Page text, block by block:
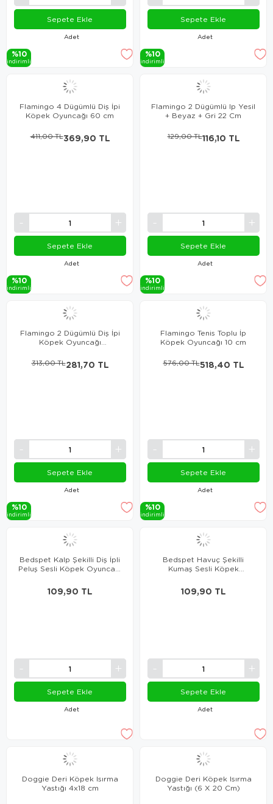
Adet
Sepete Ekle
%10
i̇ndi̇ri̇mli̇
Adet
Sepete Ekle
%10
i̇ndi̇ri̇mli̇
Flamingo 4 Dügümlü Diş İpi
Köpek Oyuncağı 60 cm
Adet
369,90 TL
411,00 TL
Sepete Ekle
%10
i̇ndi̇ri̇mli̇
Flamingo 2 Dügümlü Ip Yesil
+ Beyaz + Gri 22 Cm
Adet
116,10 TL
129,00 TL
Sepete Ekle
%10
i̇ndi̇ri̇mli̇
Flamingo 2 Dügümlü Diş İpi
Köpek Oyuncağı
Adet
281,70 TL
313,00 TL
Sepete Ekle
%10
i̇ndi̇ri̇mli̇
Flamingo Tenis Toplu İp
Köpek Oyuncağı 10 cm
Adet
518,40 TL
576,00 TL
Sepete Ekle
%10
i̇ndi̇ri̇mli̇
Bedspet Kalp Şekilli Diş İpli
Peluş Sesli Köpek Oyuncağı
Adet
109,90 TL
Sepete Ekle
Bedspet Havuç Şekilli
Kumaş Sesli Köpek
Adet
109,90 TL
Sepete Ekle
Doggie Deri Köpek Isırma
Yastığı 4x18 cm
Doggie Deri Köpek Isırma
Yastığı (6 X 20 Cm)